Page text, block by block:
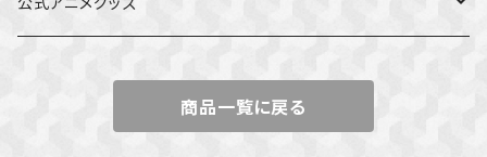
ダンジョンの中のひと
商品一覧に戻る